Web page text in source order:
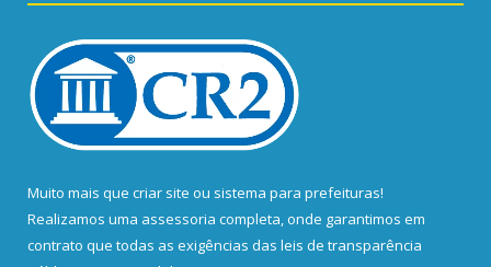
Muito mais que criar site ou sistema para prefeituras!
Realizamos uma assessoria completa, onde garantimos em
contrato que todas as exigências das leis de transparência